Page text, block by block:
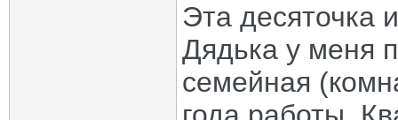
Эта десяточка
Дядька у меня
семейная